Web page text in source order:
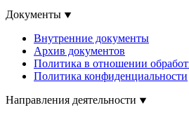
Документы
Внутренние документы
Архив документов
Политика в отношении
Политика конфиденциальности
Направления деятельности